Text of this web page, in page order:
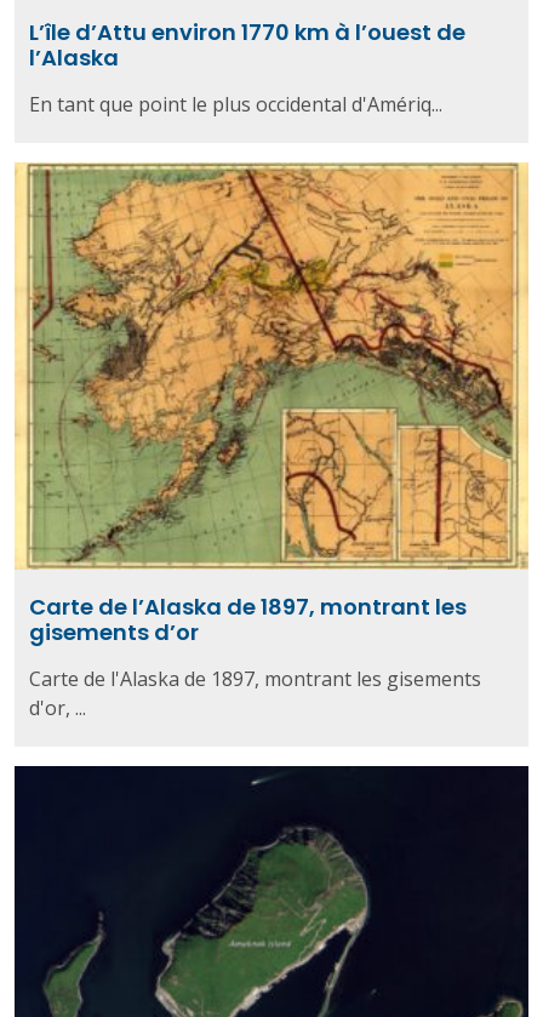
L’île d’Attu environ 1770 km à l’ouest de
l’Alaska
En tant que point le plus occidental d'Amériq...
Carte de l’Alaska de 1897, montrant les
gisements d’or
Carte de l'Alaska de 1897, montrant les gisements
d'or, ...